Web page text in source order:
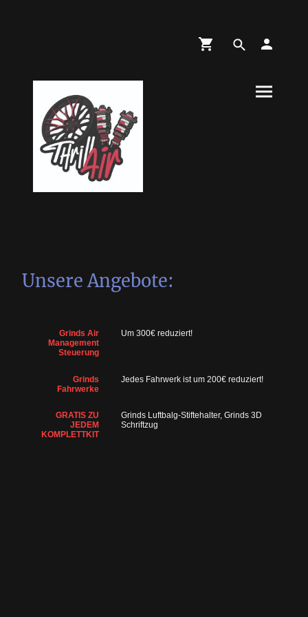
Unsere Angebote:
Grinds Air
Management
Steuerung
Um 300€ reduziert!
Grinds
Fahrwerke
Jedes Fahrwerk ist um 200€ reduziert!
GRATIS ZU
JEDEM
KOMPLETTKIT
Grinds Luftbalg-Stiftehalter, Grinds 3D
Schriftzug